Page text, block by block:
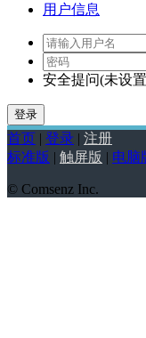
用户信息
安全提问(未设
登录
首页 | 登录 | 注册
标准版 | 触屏版 | 电脑
© Comsenz Inc.